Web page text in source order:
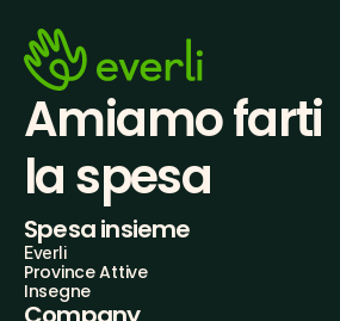
Amiamo farti
la spesa
Spesa insieme
Everli
Province Attive
Insegne